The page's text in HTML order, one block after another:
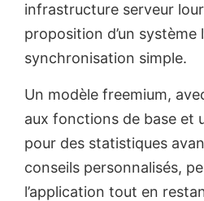
infrastructure serveur
proposition d’un système
synchronisation simple.
Un modèle freemium,
aux fonctions de base et
pour des statistiques
conseils personnalisés,
l’application tout en